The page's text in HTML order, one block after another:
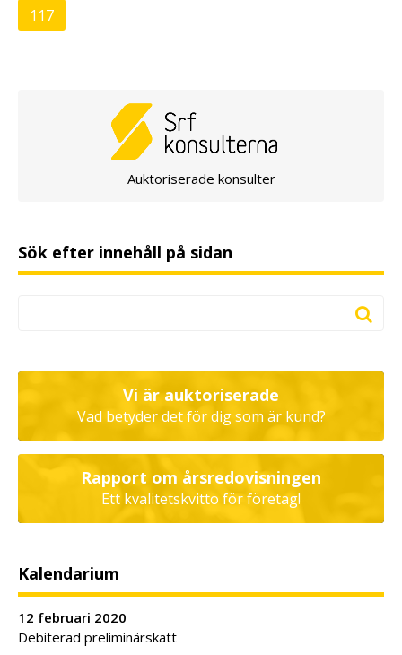
117
Auktoriserade konsulter
Sök efter innehåll på sidan
Vi är auktoriserade
Vad betyder det för dig som är kund?
Rapport om årsredovisningen
Ett kvalitetskvitto för företag!
Kalendarium
12 februari 2020
Debiterad preliminärskatt